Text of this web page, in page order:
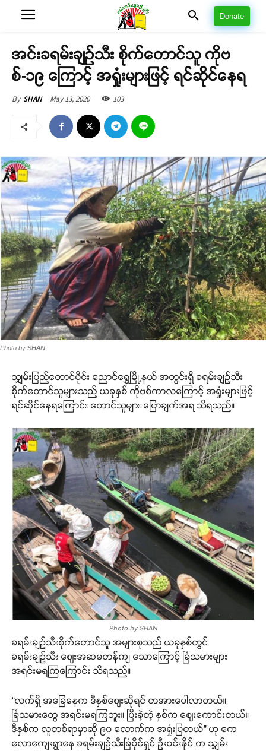
Donate
အင်းခရမ်းချဉ်သီး စိုက်တောင်သူ ကိုဗ
စ်-၁၉ ကြောင့် အရှုံးများဖြင့် ရင်ဆိုင်နေရ
By SHAN May 13, 2020 103
Photo by SHAN
သျှမ်းပြည်တောင်ပိုင်း ညောင်ရွှေမြို့နယ် အတွင်းရှိ ခရမ်းချဉ်သီး
စိုက်တောင်သူများသည် ယခုနှစ် ကိုဗစ်ကာလကြောင့် အရှုံးများဖြင့်
ရင်ဆိုင်နေရကြောင်း တောင်သူများ ပြောချက်အရ သိရသည်။
Photo by SHAN
ခရမ်းချဉ်သီးစိုက်တောင်သူ အများစုသည် ယခုနှစ်တွင်
ခရမ်းချဉ်သီး ဈေးအဆမတန်ကျ သောကြောင့် ခြံသမားများ
အရင်းမရကြကြောင်း သိရသည်။
“လက်ရှိ အခြေနေက ဒီနှစ်ဈေးဆိုရင် တအားပေါလာတယ်။
ခြံသမားတွေ အရင်းမရကြဘူး။ ပြီးခဲ့တဲ့ နှစ်က ဈေးကောင်းတယ်။
ဒီနှစ်က လူတစ်ရာမှာဆို ၉၀ လောက်က အရှုံးပြတယ်” ဟု ကေ
လောကျေးရွာနေ ခရမ်းချဉ်သီးခြံပိုင်ရှင် ဦးဝင်းနိုင် က သျှမ်း